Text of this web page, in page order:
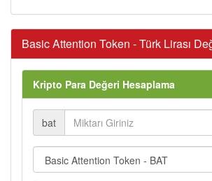
Basic Attention Token - Türk Lirası
Kripto Para Değeri Hesaplama
bat